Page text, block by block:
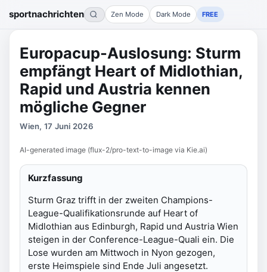
sportnachrichten Zen Mode Dark Mode FREE
Europacup-Auslosung: Sturm
empfängt Heart of Midlothian,
Rapid und Austria kennen
mögliche Gegner
Wien, 17 Juni 2026
AI-generated image (flux-2/pro-text-to-image via Kie.ai)
Kurzfassung
Sturm Graz trifft in der zweiten Champions-
League-Qualifikationsrunde auf Heart of
Midlothian aus Edinburgh, Rapid und Austria Wien
steigen in der Conference-League-Quali ein. Die
Lose wurden am Mittwoch in Nyon gezogen,
erste Heimspiele sind Ende Juli angesetzt.